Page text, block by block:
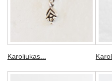
Karoliukas...